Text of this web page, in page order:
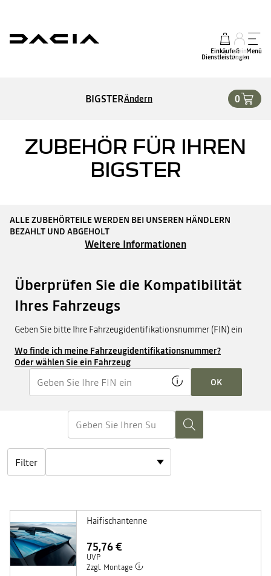
Einkäufe &
Dienstleistungen
mein
Konto
Menü
BIGSTERÄndern 0
ZUBEHÖR FÜR IHREN
BIGSTER
ALLE ZUBEHÖRTEILE WERDEN BEI UNSEREN HÄNDLERN
BEZAHLT UND ABGEHOLT
Weitere Informationen
Überprüfen Sie die Kompatibilität
Ihres Fahrzeugs
Geben Sie bitte Ihre Fahrzeugidentifikationsnummer (FIN) ein
Wo finde ich meine Fahrzeugidentifikationsnummer?
Oder wählen Sie ein Fahrzeug
OK
Filter
Haifischantenne
75,76 €
UVP
Zzgl. Montage